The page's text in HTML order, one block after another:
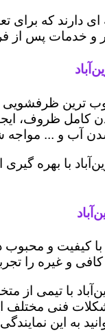
دارند که برای
و خدمات پس از
ترین ظرفشویی
کامل ظروف،
آب و ... مواجه
با بهره
کیفیت و محبوب
و غیره را
با تیمی از
فنی مختلف
به این نمایندگی